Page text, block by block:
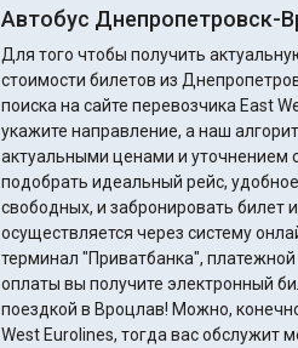
Автобус Днепропетровск-
Для того чтобы получить
стоимости билетов из
поиска на сайте перевозчика East
укажите направление, а наш
актуальными ценами и уточнением скидок для
подобрать идеальный рейс,
свободных, и забронировать билет
осуществляется через систему
терминал "Приватбанка", платежной
оплаты вы получите электронный
поездкой в Вроцлав! Можно,
West Eurolines, тогда вас обслужит